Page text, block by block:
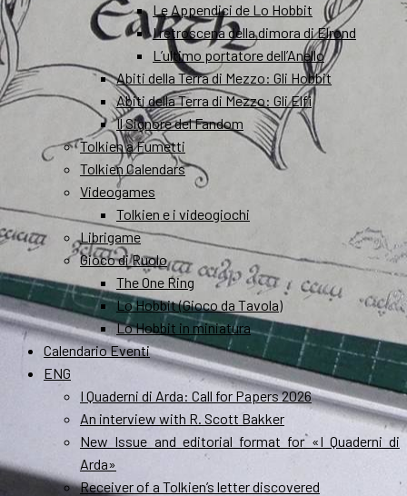
Le Appendici de Lo Hobbit
I retroscena della dimora di Elrond
L’ultimo portatore dell’Anello
Abiti della Terra di Mezzo: Gli Hobbit
Abiti della Terra di Mezzo: Gli Elfi
Il Signore del Fandom
Tolkien a Fumetti
Tolkien Calendars
Videogames
Tolkien e i videogiochi
Librigame
Gioco di Ruolo
The One Ring
Lo Hobbit (Gioco da Tavola)
Lo Hobbit in miniatura
Calendario Eventi
ENG
I Quaderni di Arda: Call for Papers 2026
An interview with R. Scott Bakker
New Issue and editorial format for «I Quaderni di
Arda»
Receiver of a Tolkien’s letter discovered